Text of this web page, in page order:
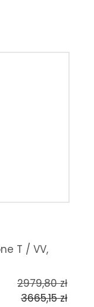
T / VV,
2979,80zł
3665,15zł